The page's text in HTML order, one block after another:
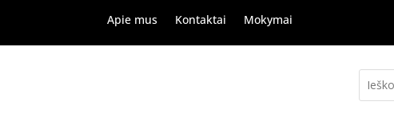
Apie mus Kontaktai Mokymai